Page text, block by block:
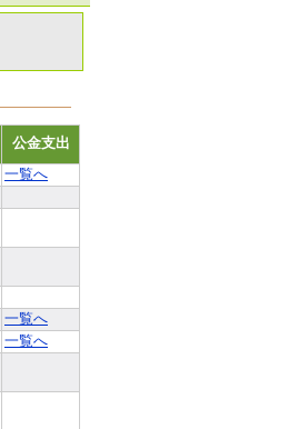
公金支出
一覧へ
一覧へ
一覧へ